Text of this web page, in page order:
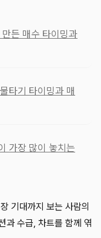
든 매수 타이밍과
타기 타이밍과 매
가장 많이 놓치는
기대까지 보는 사람의
과 수급, 차트를 함께 엮